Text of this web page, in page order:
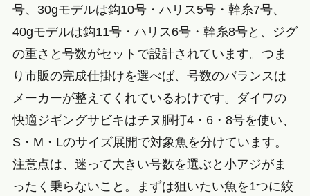
号、30gモデルは鈎10号・ハリス5号・幹糸7号、
40gモデルは鈎11号・ハリス6号・幹糸8号と、ジグ
の重さと号数がセットで設計されています。つま
り市販の完成仕掛けを選べば、号数のバランスは
メーカーが整えてくれているわけです。ダイワの
快適ジギングサビキはチヌ胴打4・6・8号を使い、
S・M・Lのサイズ展開で対象魚を分けています。
注意点は、迷って大きい号数を選ぶと小アジがま
ったく乗らないこと。まずは狙いたい魚を1つに絞